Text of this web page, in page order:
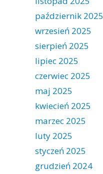
październik 2025
wrzesień 2025
sierpień 2025
lipiec 2025
czerwiec 2025
maj 2025
kwiecień 2025
marzec 2025
luty 2025
styczeń 2025
grudzień 2024